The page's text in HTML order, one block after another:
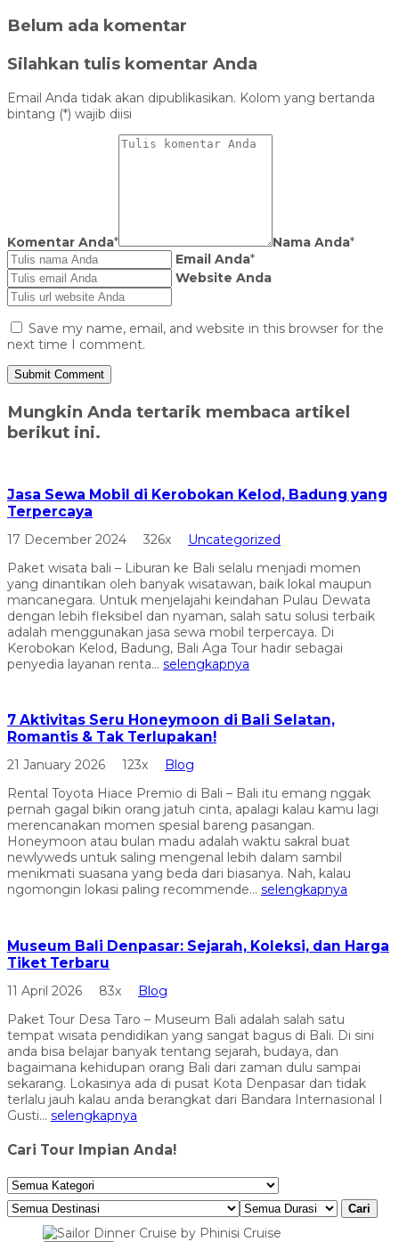
Belum ada komentar
Silahkan tulis komentar Anda
Email Anda tidak akan dipublikasikan. Kolom yang bertanda
bintang (*) wajib diisi
Komentar Anda* Nama Anda*
Email Anda*
Website Anda
Save my name, email, and website in this browser for the
next time I comment.
Mungkin Anda tertarik membaca artikel
berikut ini.
Jasa Sewa Mobil di Kerobokan Kelod, Badung yang
Terpercaya
17 December 2024 326x
Uncategorized
Paket wisata bali – Liburan ke Bali selalu menjadi momen
yang dinantikan oleh banyak wisatawan, baik lokal maupun
mancanegara. Untuk menjelajahi keindahan Pulau Dewata
dengan lebih fleksibel dan nyaman, salah satu solusi terbaik
adalah menggunakan jasa sewa mobil terpercaya. Di
Kerobokan Kelod, Badung, Bali Aga Tour hadir sebagai
penyedia layanan renta... selengkapnya
7 Aktivitas Seru Honeymoon di Bali Selatan,
Romantis & Tak Terlupakan!
21 January 2026 123x
Blog
Rental Toyota Hiace Premio di Bali – Bali itu emang nggak
pernah gagal bikin orang jatuh cinta, apalagi kalau kamu lagi
merencanakan momen spesial bareng pasangan.
Honeymoon atau bulan madu adalah waktu sakral buat
newlyweds untuk saling mengenal lebih dalam sambil
menikmati suasana yang beda dari biasanya. Nah, kalau
ngomongin lokasi paling recommende... selengkapnya
Museum Bali Denpasar: Sejarah, Koleksi, dan Harga
Tiket Terbaru
11 April 2026 83x
Blog
Paket Tour Desa Taro – Museum Bali adalah salah satu
tempat wisata pendidikan yang sangat bagus di Bali. Di sini
anda bisa belajar banyak tentang sejarah, budaya, dan
bagaimana kehidupan orang Bali dari zaman dulu sampai
sekarang. Lokasinya ada di pusat Kota Denpasar dan tidak
terlalu jauh kalau anda berangkat dari Bandara Internasional I
Gusti... selengkapnya
Cari Tour Impian Anda!
Cari